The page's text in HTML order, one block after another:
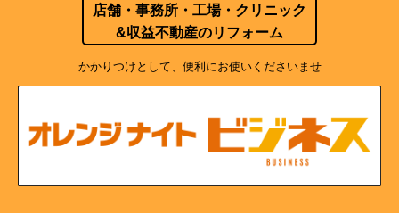
店舗・事務所・工場・クリニック
&収益不動産のリフォーム
かかりつけとして、便利にお使いくださいませ